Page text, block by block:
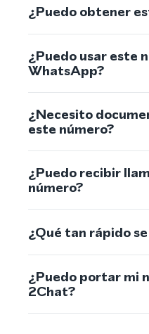
¿Puedo obtener
¿Puedo usar este
WhatsApp?
¿Necesito
este número?
¿Puedo recibir
número?
¿Qué tan rápido
¿Puedo portar mi
2Chat?